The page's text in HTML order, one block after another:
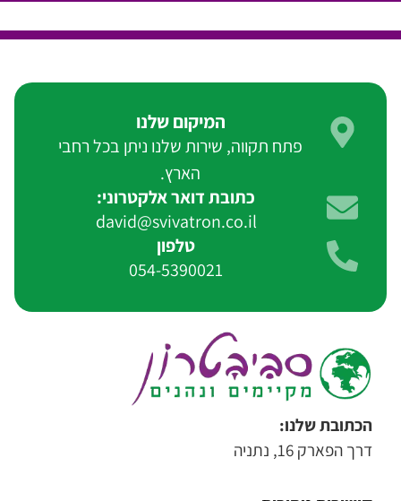
המיקום שלנו
פתח תקווה, שירות שלנו ניתן בכל רחבי
הארץ.
כתובת דואר אלקטרוני:
david@svivatron.co.il
טלפון
054-5390021
הכתובת שלנו:
דרך הפארק 16, נתניה